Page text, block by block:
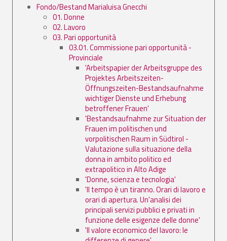
Fondo/Bestand Marialuisa Gnecchi
01. Donne
02. Lavoro
03. Pari opportunità
03.01. Commissione pari opportunità -
Provinciale
'Arbeitspapier der Arbeitsgruppe des
Projektes Arbeitszeiten-
Öffnungszeiten-Bestandsaufnahme
wichtiger Dienste und Erhebung
betroffener Frauen'
'Bestandsaufnahme zur Situation der
Frauen im politischen und
vorpolitischen Raum in Südtirol -
Valutazione sulla situazione della
donna in ambito politico ed
extrapolitico in Alto Adige
'Donne, scienza e tecnologia'
'Il tempo è un tiranno. Orari di lavoro e
orari di apertura. Un'analisi dei
principali servizi pubblici e privati in
funzione delle esigenze delle donne'
'Il valore economico del lavoro: le